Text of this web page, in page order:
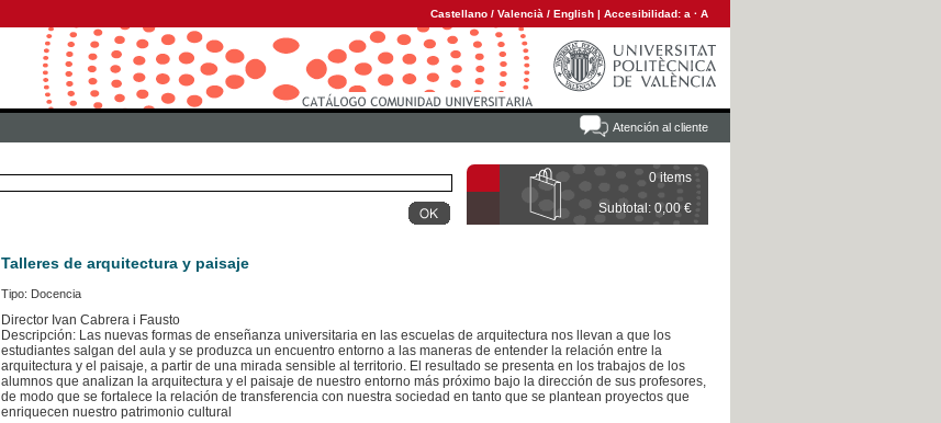
Castellano / Valencià / English | Accesibilidad: a · A
Atención al cliente
0 items
Subtotal: 0,00 €
Talleres de arquitectura y paisaje
Tipo: Docencia
Director Ivan Cabrera i Fausto
Descripción: Las nuevas formas de enseñanza universitaria en las escuelas de arquitectura nos llevan a que los
estudiantes salgan del aula y se produzca un encuentro entorno a las maneras de entender la relación entre la
arquitectura y el paisaje, a partir de una mirada sensible al territorio. El resultado se presenta en los trabajos de los
alumnos que analizan la arquitectura y el paisaje de nuestro entorno más próximo bajo la dirección de sus profesores,
de modo que se fortalece la relación de transferencia con nuestra sociedad en tanto que se plantean proyectos que
enriquecen nuestro patrimonio cultural